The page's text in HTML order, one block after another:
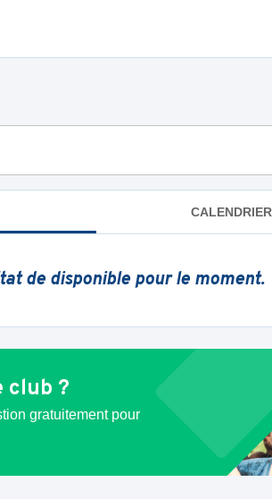
CALENDRIER
de disponible pour le moment.
club ?
gratuitement pour